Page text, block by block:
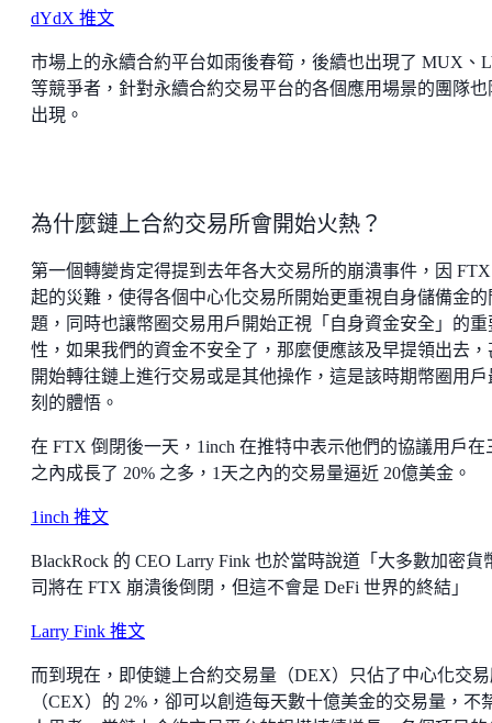
dYdX 推文
市場上的永續合約平台如雨後春筍，後續也出現了 MUX、
等競爭者，針對永續合約交易平台的各個應用場景的團隊也
出現。
為什麼鏈上合約交易所會開始火熱？
第一個轉變肯定得提到去年各大交易所的崩潰事件，因
起的災難，使得各個中心化交易所開始更重視自身儲備金的
題，同時也讓幣圈交易用戶開始正視「自身資金安全」的重
性，如果我們的資金不安全了，那麼便應該及早提領出去，
開始轉往鏈上進行交易或是其他操作，這是該時期幣圈用戶
刻的體悟。
在 FTX 倒閉後一天，1inch 在推特中表示他們的協議用戶在
之內成長了 20% 之多，1天之內的交易量逼近 20億美金。
1inch 推文
BlackRock 的 CEO Larry Fink 也於當時說道「大多數加密貨
司將在 FTX 崩潰後倒閉，但這不會是 DeFi 世界的終結」
Larry Fink 推文
而到現在，即使鏈上合約交易量（DEX）只佔了中心化交
（CEX）的 2%，卻可以創造每天數十億美金的交易量，不